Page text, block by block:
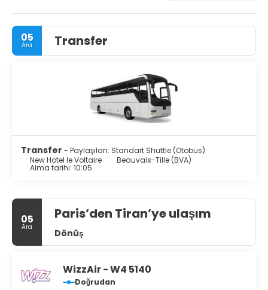
Misafirler için 48 ayrı ayrı döşenmiş oda mevcuttur.
Misafirlerimizin iyi vakit geçirebilmesi için uydu kanalları
vardır. Banyolarda küvet veya duş ve saç kurutma
masa gibi imkânlar ve kolaylıklar sunulmaktadır.
Otelde belirli saatlerde oda servisi sunuluyor. Misafirlere
her gün 7 ve öğlen arasında ücretli açık büfe kahvaltı
servisi yapılmaktadır.
temizleme/çamaşır yıkama servisi mevcuttur.
05
Ara Transfer
Transfer - Paylaşılan: Standart Shuttle (Otobüs)
New Hotel le Voltaire
Beauvais-Tille (BVA)
Alma tarihi: 10:05
05
Ara
Paris’den Tiran’ye ulaşım
Dönüş
WizzAir - W4 5140
Doğrudan